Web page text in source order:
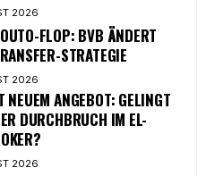
2026
FLOP: BVB ÄNDERT
STRATEGIE
2026
NEUEM ANGEBOT: GELINGT
DURCHBRUCH IM EL-
2026